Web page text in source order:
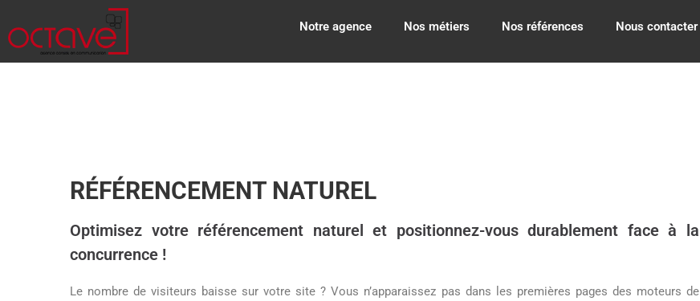
Notre agence Nos métiers Nos références Nous contacter
RÉFÉRENCEMENT NATUREL
Optimisez votre référencement naturel et positionnez-vous durablement face à la
concurrence !
Le nombre de visiteurs baisse sur votre site ? Vous n’apparaissez pas dans les premières pages des moteurs de